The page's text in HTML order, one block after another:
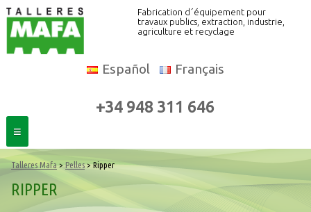
Fabrication d´équipement pour
travaux publics, extraction, industrie,
agriculture et recyclage
Español Français
+34 948 311 646
≡
Talleres Mafa>Pelles> Ripper
RIPPER